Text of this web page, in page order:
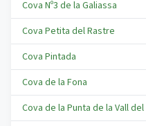
Cova Nº3 de la Galiassa
Cova Petita del Rastre
Cova Pintada
Cova de la Fona
Cova de la Punta de la Vall